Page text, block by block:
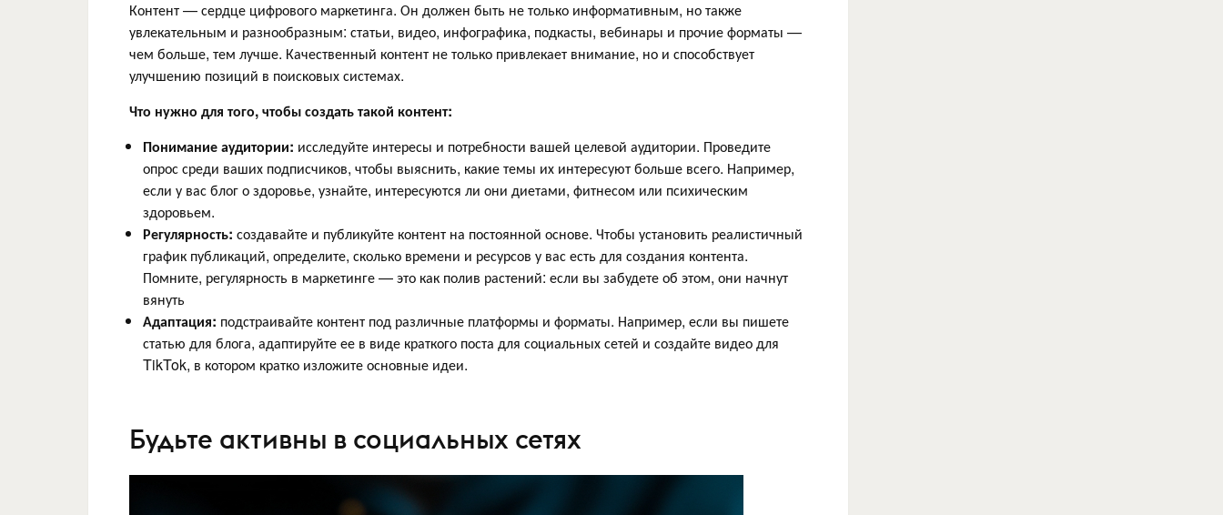
Контент — сердце цифрового маркетинга. Он должен быть не только информативным, но также
увлекательным и разнообразным: статьи, видео, инфографика, подкасты, вебинары и прочие форматы —
чем больше, тем лучше. Качественный контент не только привлекает внимание, но и способствует
улучшению позиций в поисковых системах.
Что нужно для того, чтобы создать такой контент:
Понимание аудитории: исследуйте интересы и потребности вашей целевой аудитории. Проведите
опрос среди ваших подписчиков, чтобы выяснить, какие темы их интересуют больше всего. Например,
если у вас блог о здоровье, узнайте, интересуются ли они диетами, фитнесом или психическим
здоровьем.
Регулярность: создавайте и публикуйте контент на постоянной основе. Чтобы установить реалистичный
график публикаций, определите, сколько времени и ресурсов у вас есть для создания контента.
Помните, регулярность в маркетинге — это как полив растений: если вы забудете об этом, они начнут
вянуть
Адаптация: подстраивайте контент под различные платформы и форматы. Например, если вы пишете
статью для блога, адаптируйте ее в виде краткого поста для социальных сетей и создайте видео для
TikTok, в котором кратко изложите основные идеи.
Будьте активны в социальных сетях